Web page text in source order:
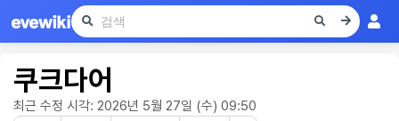
쿠크다어
최근 수정 시각: 2026년 5월 27일 (수) 09:50